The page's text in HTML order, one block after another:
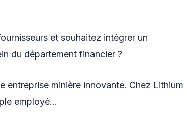
et souhaitez intégrer un
du département financier ?
entreprise minière innovante. Chez Lithium
employé…